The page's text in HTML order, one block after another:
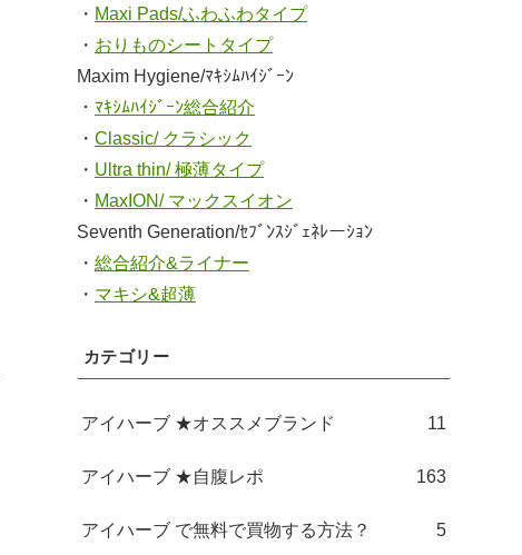
・ Maxi Pads/ふわふわタイプ
・ おりものシートタイプ
Maxim Hygiene/ﾏｷｼﾑﾊｲｼﾞｰﾝ
・ ﾏｷｼﾑﾊｲｼﾞｰﾝ総合紹介
・ Classic/ クラシック
・ Ultra thin/ 極薄タイプ
・ MaxION/ マックスイオン
Seventh Generation/ｾﾌﾞﾝｽｼﾞｪﾈﾚーｼｮﾝ
・ 総合紹介&ライナー
・ マキシ&超薄
カテゴリー
アイハーブ ★オススメブランド 11
アイハーブ ★自腹レポ 163
アイハーブ で無料で買物する方法？ 5